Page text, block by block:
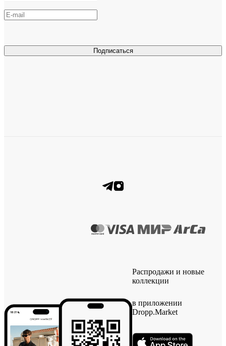
Подписаться
Распродажи и новые
коллекции
в приложении
Dropp.Market